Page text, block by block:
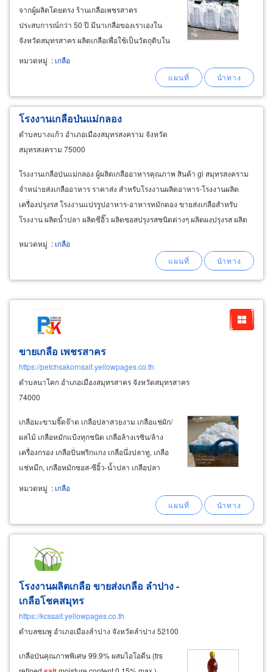
จากผู้ผลิตโดยตรง ร้านเกลือเพชรสาคร
ประสบการณ์กว่า 50 ปี มีนาเกลือของเราเองใน
จังหวัดสมุทรสาคร ผลิตเกลือเพื่อใช้เป็นวัตถุดิบใน
การปรุงอาหาร เกลือที่โรงงานผลิตอาหารหรือ
เครื่องปรุง นำไปใช้ทำอาหารแปรรูปต่างๆ เช่น
เกลือดองผักผลไม้ เกลือหมักแมงกะพรุน เกลือหมัก
น้ำปลา
หมวดหมู่ : เกลือ
โรงงานเกลือป่นแม่กลอง
ตำบลบางแก้ว อำเภอเมืองสมุทรสงคราม จังหวัด
สมุทรสงคราม 75000
โรงงานเกลือป่นแม่กลอง ผู้ผลิตเกลืออาหารคุณภาพ สินค้า gi สมุทรสงคราม
จำหน่ายส่งเกลืออาหาร ราคาส่ง สำหรับโรงงานผลิตอาหาร-โรงงานผลิต
เครื่องปรุงรส โรงงานแปรรูปอาหาร-อาหารหมักดอง ขายส่งเกลือสำหรับ
โรงงาน ผลิตน้ำปลา ผลิตซีอิ๊ว ผลิตซอสปรุงรสชนิดต่างๆ ผลิตผงปรุงรส ผลิต
หมวดหมู่ : เกลือ
ขายเกลือ เพชรสาคร
https://petchsakornsalt.yellowpages.co.th
ตำบลนาโคก อำเภอเมืองสมุทรสาคร จังหวัดสมุทรสาคร
74000
เกลือมะขามจิ๊ดจ๊าด เกลือปลาสวยงาม เกลือแช่ผัก/
ผลไม้ เกลือหมักแป้งทุกชนิด เกลือล้างเรซิน/ล้าง
เครื่องกรอง เกลือปั่นพริกแกง เกลือนึ่งปลาทู, เกลือ
แช่หมึก, เกลือหมักซอส-ซีอิ้ว-น้ำปลา เกลือปลา
สวยงาม และเกลือโรงน้ำแข็งหลอด ราคาส่ง
ขายส่งเกลือเม็ดกลาง ราคาส่ง จาก petch sakorn
หมวดหมู่ : เกลือ
โรงงานผลิตเกลือ ขายส่งเกลือ ลำปาง -
เกลือโชคสมุทร
https://kcssalt.yellowpages.co.th
ตำบลชมพู อำเภอเมืองลำปาง จังหวัดลำปาง 52100
เกลือป่นคุณภาพพิเศษ 99.9% ผสมไอโอดีน (trs